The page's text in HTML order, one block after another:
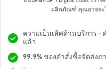
ผลิตภัณฑ์ คุณอาจจะ
ความเป็นเลิศด้านบริการ
แล้ว
99.9% ของคำสั่งซื้อจัดส่งภ